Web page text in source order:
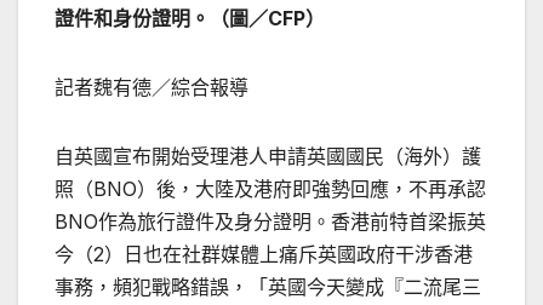
證件和身份證明。（圖／CFP）
記者魏有德／綜合報導
自英國宣布開始受理港人申請英國國民（海外）護
照（BNO）後，大陸及港府即強勢回應，不再承認
BNO作為旅行證件及身分證明。香港前特首梁振英
今（2）日也在社群媒體上痛斥英國政府干涉香港
事務，頻犯戰略錯誤，「英國今天變成『二流尾三